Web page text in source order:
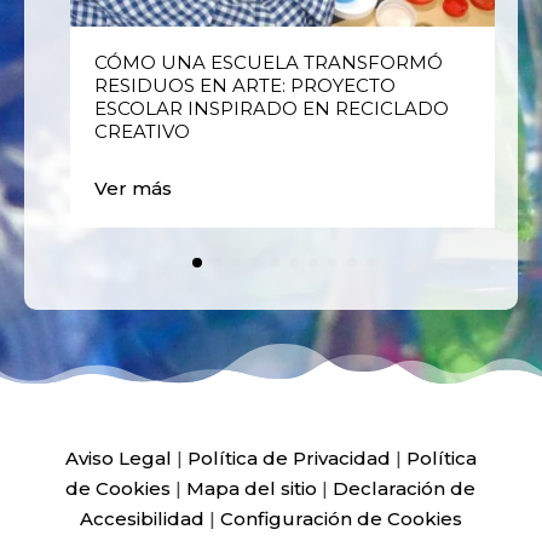
CÓMO UNA ESCUELA TRANSFORMÓ
RESIDUOS EN ARTE: PROYECTO
ESCOLAR INSPIRADO EN RECICLADO
CREATIVO
Ver más
Aviso Legal | Política de Privacidad | Política
de Cookies | Mapa del sitio | Declaración de
Accesibilidad | Configuración de Cookies